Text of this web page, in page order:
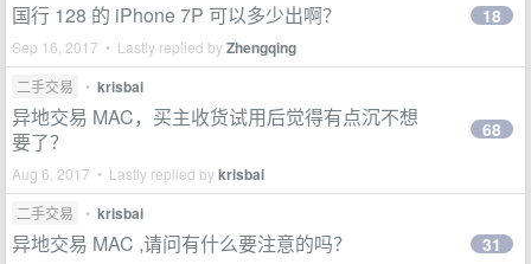
国行 128 的 iPhone 7P 可以多少出啊？
Sep 16, 2017 • Lastly replied byZhengqing
18
二手交易 • krisbai
异地交易 MAC，买主收货试用后觉得有点沉不想
要了？
Aug 6, 2017 • Lastly replied bykrisbai
68
二手交易 • krisbai
异地交易 MAC ,请问有什么要注意的吗？ 31